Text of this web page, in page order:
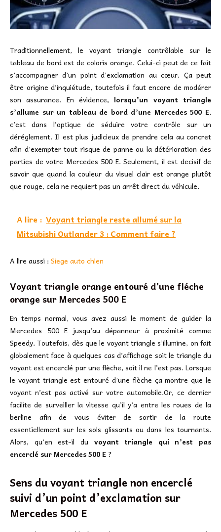
Traditionnellement, le voyant triangle contrôlable sur le
tableau de bord est de coloris orange. Celui-ci peut de ce fait
s’accompagner d’un point d’exclamation au cœur. Ça peut
être origine d’inquiétude, toutefois il faut encore de modérer
son assurance. En évidence, lorsqu’un voyant triangle
s’allume sur un tableau de bord d’une Mercedes 500 E,
c’est dans l’optique de séduire votre contrôle sur un
déréglement. Il est plus judicieux de prendre cela au concret
afin d’exempter tout risque de panne ou la détérioration des
parties de votre Mercedes 500 E. Seulement, il est decisif de
savoir que quand la couleur du visuel clair est orange plutôt
que rouge, cela ne requiert pas un arrêt direct du véhicule.
A lire : Voyant triangle reste allumé sur la
Mitsubishi Outlander 3 : Comment faire ?
A lire aussi : Siege auto chien
Voyant triangle orange entouré d’une fléche
orange sur Mercedes 500 E
En temps normal, vous avez aussi le moment de guider la
Mercedes 500 E jusqu’au dépanneur à proximité comme
Speedy. Toutefois, dès que le voyant triangle s’illumine, on fait
globalement face à quelques cas d’affichage soit le triangle du
voyant est encerclé par une flèche, soit il ne l’est pas. Lorsque
le voyant triangle est entouré d’une flèche ça montre que le
voyant n’est pas activé sur votre automobile.Or, ce dernier
facilite de surveiller la vitesse qu’il y’a entre les roues de la
berline afin de vous éviter de sortir de la route
essentiellement sur les sols glissants ou dans les tournants.
Alors, qu’en est-il du voyant triangle qui n’est pas
encerclé sur Mercedes 500 E ?
Sens du voyant triangle non encerclé
suivi d’un point d’exclamation sur
Mercedes 500 E